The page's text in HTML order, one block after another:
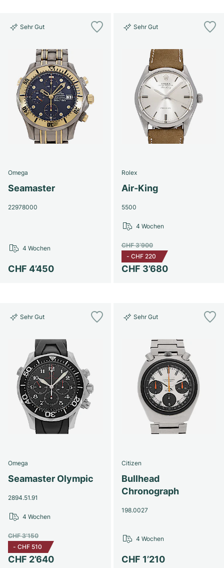
Sehr Gut
Omega
Seamaster
22978000
CHF 4’450
4 Wochen
Sehr Gut
Rolex
Air-King
5500
CHF 3’680
CHF 3’900
- CHF 220
4 Wochen
Sehr Gut
Omega
Seamaster Olympic
2894.51.91
CHF 2’640
CHF 3’150
- CHF 510
4 Wochen
Sehr Gut
Citizen
Bullhead
Chronograph
198.0027
CHF 1’210
4 Wochen